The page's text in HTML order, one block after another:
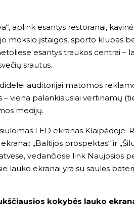
aplink esantys restoranai,
mokslo įstaigos, sporto klubas
esantys traukos centrai –
srautus.
auditorijai matomos
– viena palankiausiai vertinamų
medijų.
LED ekranas Klaipėdoje.
„Baltijos prospektas“ ir
vedančiose link Naujosios
lauko ekranai yra su saulės
kokybės lauko